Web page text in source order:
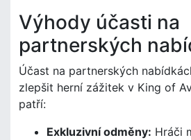
Výhody účasti na
partnerských
Účast na partnerských
zlepšit herní zážitek v King of
patří:
Exkluzivní odměny: Hráči